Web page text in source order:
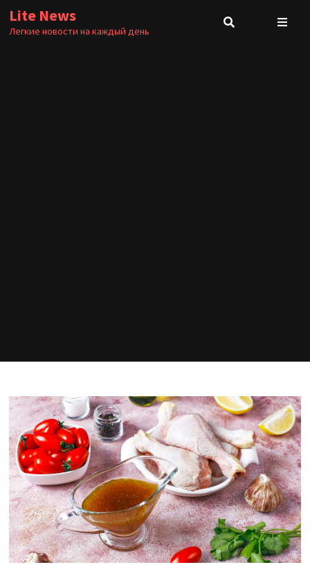
Перейти
Lite News
Легкие новости на каждый день